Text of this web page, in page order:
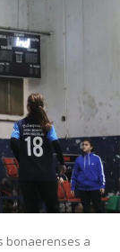
bonaerenses a